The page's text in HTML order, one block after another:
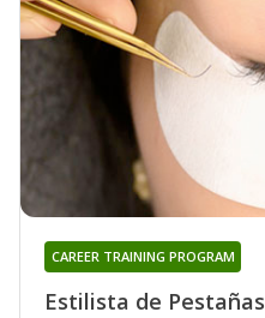
Estilista de Pestañas
CAREER TRAINING PROGRAM